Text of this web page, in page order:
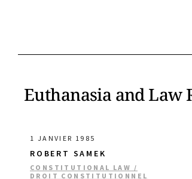
Euthanasia and Law
1 JANVIER 1985
ROBERT SAMEK
CONSTITUTIONAL LAW /
DROIT CONSTITUTIONNEL